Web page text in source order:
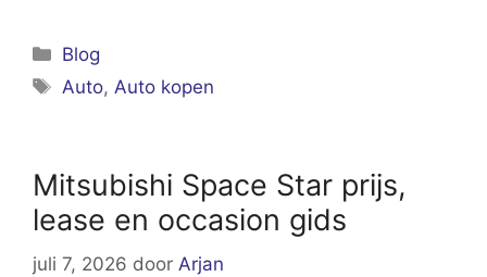
Categorieën
Blog
Tags
Auto,Auto kopen
Mitsubishi Space Star prijs,
lease en occasion gids
juli 7, 2026 door Arjan